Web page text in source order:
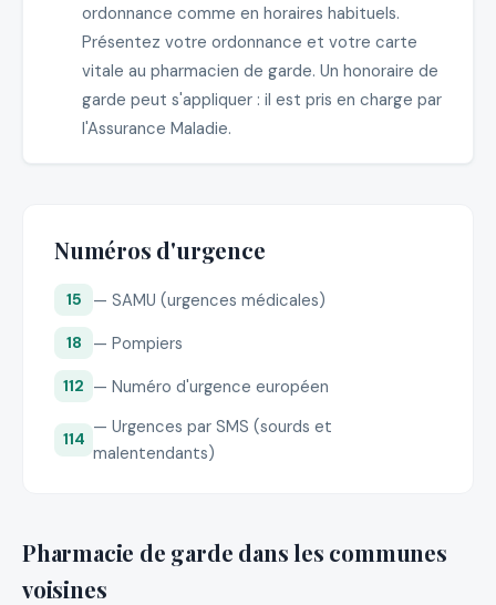
ordonnance comme en horaires habituels.
Présentez votre ordonnance et votre carte
vitale au pharmacien de garde. Un honoraire de
garde peut s'appliquer : il est pris en charge par
l'Assurance Maladie.
Numéros d'urgence
15 — SAMU (urgences médicales)
18 — Pompiers
112 — Numéro d'urgence européen
114
— Urgences par SMS (sourds et
malentendants)
Pharmacie de garde dans les communes
voisines